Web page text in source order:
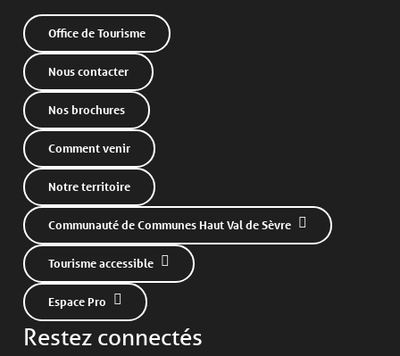
Office de Tourisme
Nous contacter
Nos brochures
Comment venir
Notre territoire
Communauté de Communes Haut Val de Sèvre
Tourisme accessible
Espace Pro
Restez connectés